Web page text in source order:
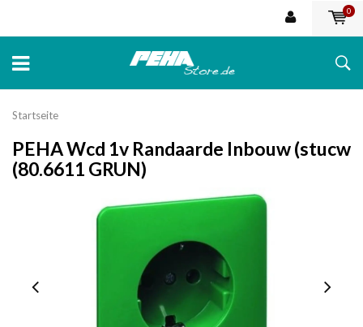
0
Startseite
PEHA Wcd 1v Randaarde Inbouw (stucw
(80.6611 GRUN)